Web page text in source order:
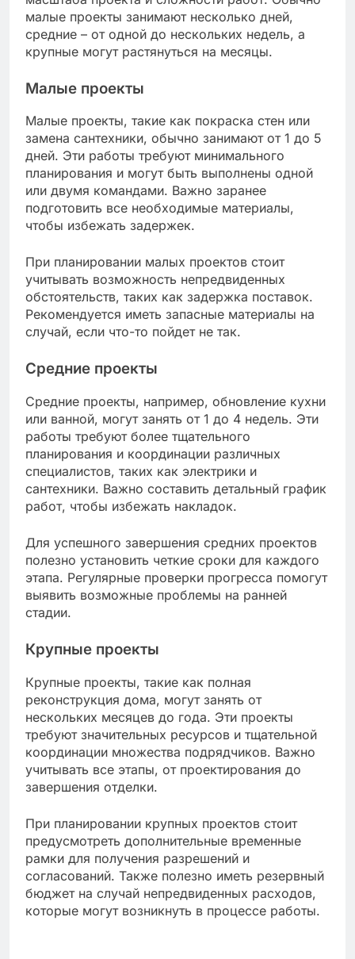
малые проекты занимают несколько дней,
средние – от одной до нескольких недель, а
крупные могут растянуться на месяцы.
Малые проекты
Малые проекты, такие как покраска стен или
замена сантехники, обычно занимают от 1 до 5
дней. Эти работы требуют минимального
планирования и могут быть выполнены одной
или двумя командами. Важно заранее
подготовить все необходимые материалы,
чтобы избежать задержек.
При планировании малых проектов стоит
учитывать возможность непредвиденных
обстоятельств, таких как задержка поставок.
Рекомендуется иметь запасные материалы на
случай, если что-то пойдет не так.
Средние проекты
Средние проекты, например, обновление кухни
или ванной, могут занять от 1 до 4 недель. Эти
работы требуют более тщательного
планирования и координации различных
специалистов, таких как электрики и
сантехники. Важно составить детальный график
работ, чтобы избежать накладок.
Для успешного завершения средних проектов
полезно установить четкие сроки для каждого
этапа. Регулярные проверки прогресса помогут
выявить возможные проблемы на ранней
стадии.
Крупные проекты
Крупные проекты, такие как полная
реконструкция дома, могут занять от
нескольких месяцев до года. Эти проекты
требуют значительных ресурсов и тщательной
координации множества подрядчиков. Важно
учитывать все этапы, от проектирования до
завершения отделки.
При планировании крупных проектов стоит
предусмотреть дополнительные временные
рамки для получения разрешений и
согласований. Также полезно иметь резервный
бюджет на случай непредвиденных расходов,
которые могут возникнуть в процессе работы.